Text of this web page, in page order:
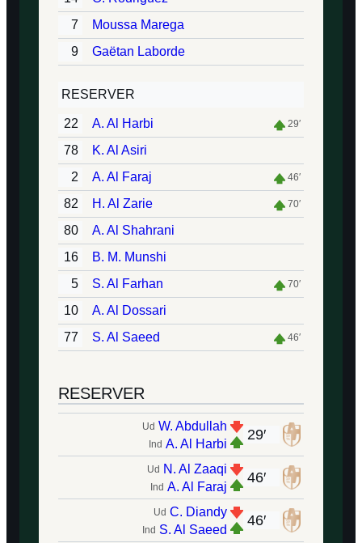
7
Moussa Marega
9
Gaëtan Laborde
RESERVER
22 A. Al Harbi 29′
78
K. Al Asiri
2
A. Al Faraj 46′
82 H. Al Zarie 70′
80
A. Al Shahrani
16
B. M. Munshi
5
S. Al Farhan 70′
10
A. Al Dossari
77
S. Al Saeed 46′
RESERVER
29′
Ud W. Abdullah
Ind A. Al Harbi
46′
Ud N. Al Zaaqi
Ind A. Al Faraj
46′
Ud C. Diandy
Ind S. Al Saeed